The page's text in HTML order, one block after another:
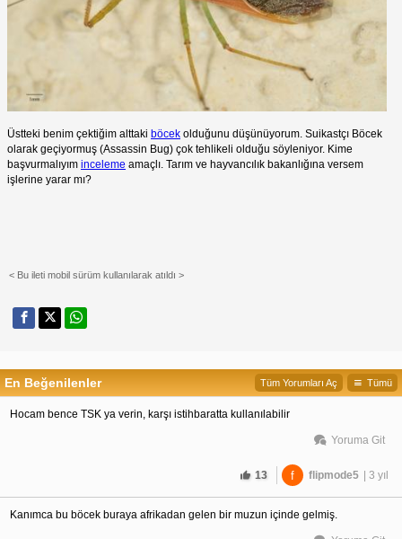
Üstteki benim çektiğim alttaki böcek olduğunu düşünüyorum. Suikastçı Böcek
olarak geçiyormuş (Assassin Bug) çok tehlikeli olduğu söyleniyor. Kime
başvurmalıyım inceleme amaçlı. Tarım ve hayvancılık bakanlığına versem
işlerine yarar mı?
< Bu ileti mobil sürüm kullanılarak atıldı >
En Beğenilenler Tümü
Tüm Yorumları Aç
Hocam bence TSK ya verin, karşı istihbaratta kullanılabilir
Yoruma Git
13 f flipmode5 | 3 yıl
Kanımca bu böcek buraya afrikadan gelen bir muzun içinde gelmiş.